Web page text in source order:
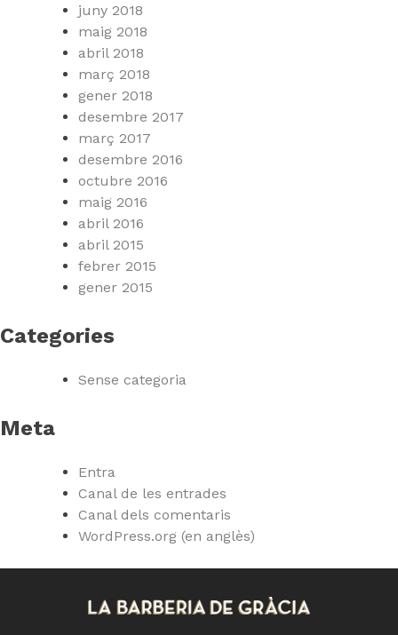
juny 2018
maig 2018
abril 2018
març 2018
gener 2018
desembre 2017
març 2017
desembre 2016
octubre 2016
maig 2016
abril 2016
abril 2015
febrer 2015
gener 2015
Categories
Sense categoria
Meta
Entra
Canal de les entrades
Canal dels comentaris
WordPress.org (en anglès)